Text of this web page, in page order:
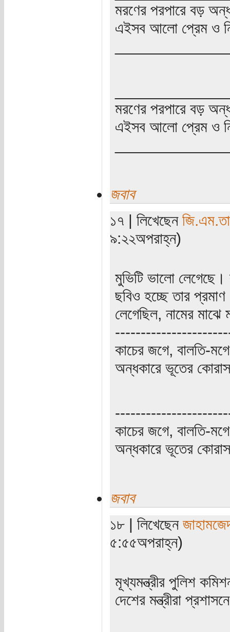
মরণের পরপারে বড়
এইসব আলো প্রেম ও
মরণের পরপারে বড়
এইসব আলো প্রেম ও
জবাব
১৭ | লিখেছেন
৯:২২অপরাহ্ন)
মুভিটি ভালো লেগেছে।
ছবিও হচ্ছে তার
লেগেছিল, নামের
কাচের জগে, বালতি-
অন্ধকারে ভূতের
কাচের জগে, বালতি-
অন্ধকারে ভূতের
জবাব
১৮ | লিখেছেন
৫:৫৫অপরাহ্ন)
মূখ্যমন্ত্রীর পুলিশ
দেশের মন্ত্রীরা